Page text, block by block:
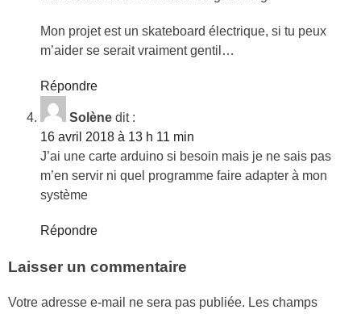
Mon projet est un skateboard électrique, si tu peux
m’aider se serait vraiment gentil…
Répondre
Solène dit :
16 avril 2018 à 13 h 11 min
J’ai une carte arduino si besoin mais je ne sais pas
m’en servir ni quel programme faire adapter à mon
système
Répondre
Laisser un commentaire
Votre adresse e-mail ne sera pas publiée. Les champs